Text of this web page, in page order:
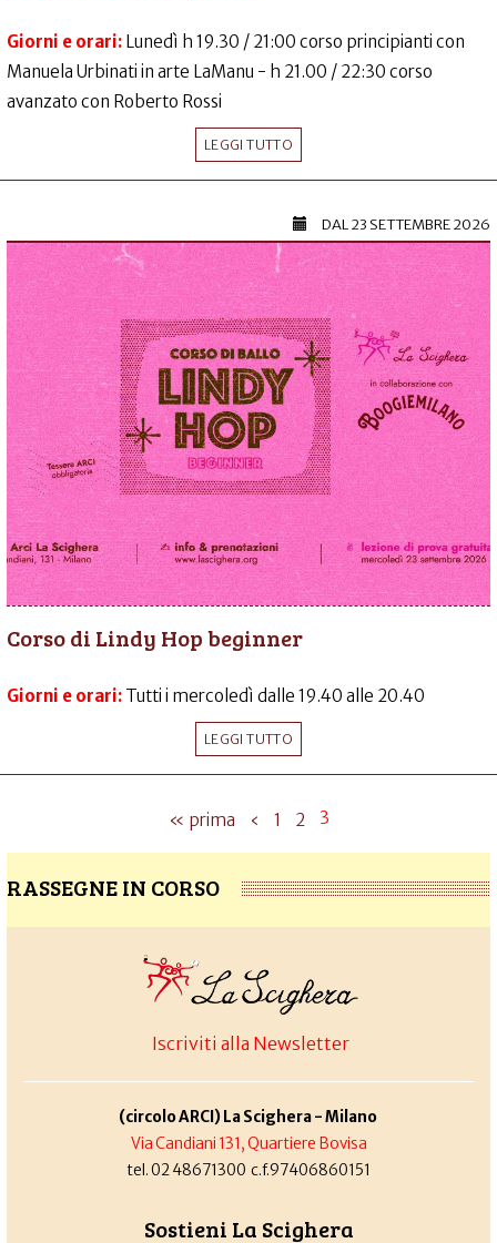
Giorni e orari: Lunedì h 19.30 / 21:00 corso principianti con
Manuela Urbinati in arte LaManu - h 21.00 / 22:30 corso
avanzato con Roberto Rossi
LEGGI TUTTO
DAL23 SETTEMBRE 2026
Corso di Lindy Hop beginner
Giorni e orari: Tutti i mercoledì dalle 19.40 alle 20.40
LEGGI TUTTO
« prima ‹ 1 2 3
RASSEGNE IN CORSO
Iscriviti alla Newsletter
(circolo ARCI) La Scighera - Milano
Via Candiani 131, Quartiere Bovisa
tel. 02 48671300 c.f.97406860151
Sostieni La Scighera